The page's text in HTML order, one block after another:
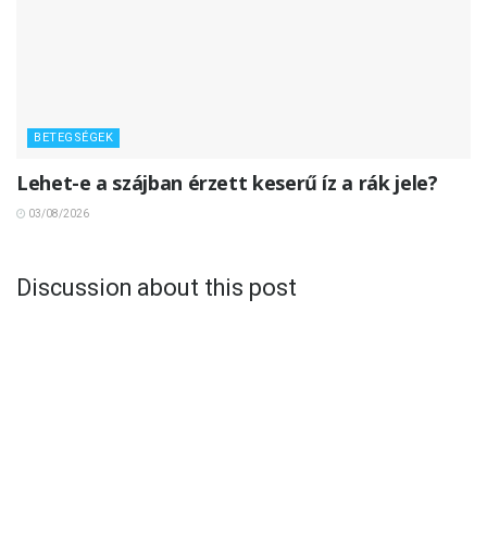
BETEGSÉGEK
Lehet-e a szájban érzett keserű íz a rák jele?
03/08/2026
Discussion about this post